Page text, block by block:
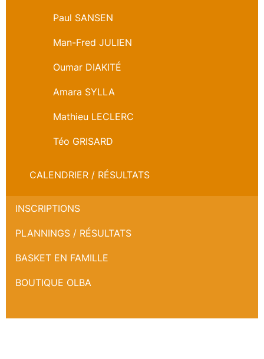
Paul SANSEN
Man-Fred JULIEN
Oumar DIAKITÉ
Amara SYLLA
Mathieu LECLERC
Téo GRISARD
CALENDRIER / RÉSULTATS
INSCRIPTIONS
PLANNINGS / RÉSULTATS
BASKET EN FAMILLE
BOUTIQUE OLBA